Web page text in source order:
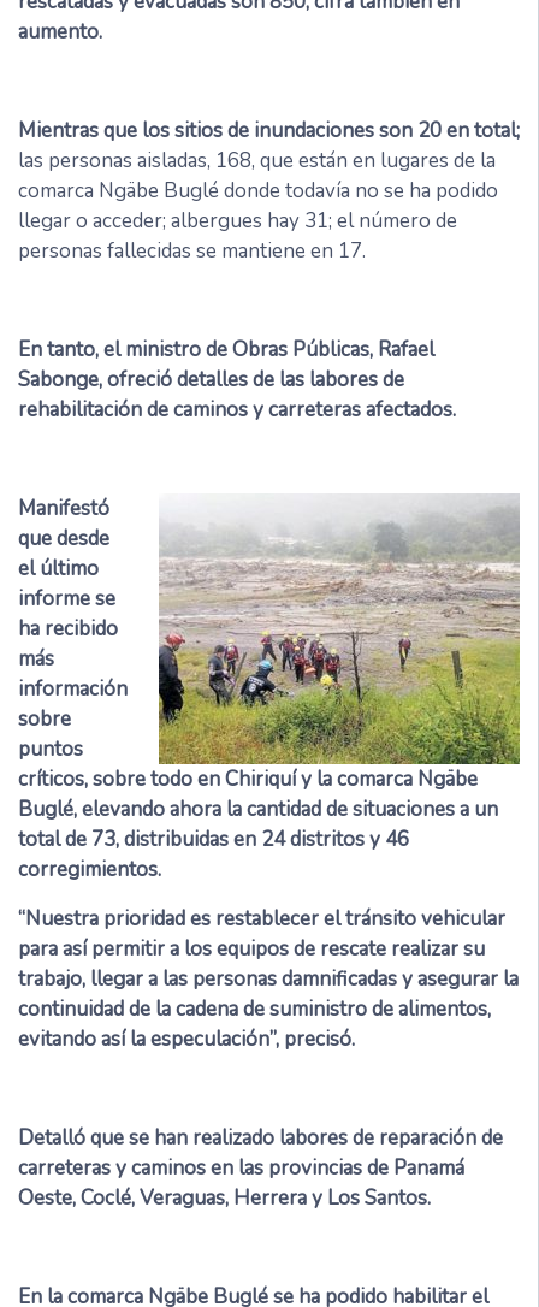
aumento.
Mientras que los sitios de inundaciones son 20 en total;
las personas aisladas, 168, que están en lugares de la
comarca Ngäbe Buglé donde todavía no se ha podido
llegar o acceder; albergues hay 31; el número de
personas fallecidas se mantiene en 17.
En tanto, el ministro de Obras Públicas, Rafael
Sabonge, ofreció detalles de las labores de
rehabilitación de caminos y carreteras afectados.
Manifestó
que desde
el último
informe se
ha recibido
más
información
sobre
puntos
críticos, sobre todo en Chiriquí y la comarca Ngäbe
Buglé, elevando ahora la cantidad de situaciones a un
total de 73, distribuidas en 24 distritos y 46
corregimientos.
“Nuestra prioridad es restablecer el tránsito vehicular
para así permitir a los equipos de rescate realizar su
trabajo, llegar a las personas damnificadas y asegurar la
continuidad de la cadena de suministro de alimentos,
evitando así la especulación”, precisó.
Detalló que se han realizado labores de reparación de
carreteras y caminos en las provincias de Panamá
Oeste, Coclé, Veraguas, Herrera y Los Santos.
En la comarca Ngäbe Buglé se ha podido habilitar el